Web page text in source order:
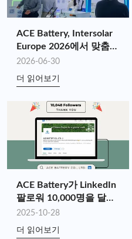
ACE Battery, Intersolar
Europe 2026에서 맞춤형
에너지 저장 가치 창출을
효과 선보여
2026-06-30
더 읽어보기
ACE Battery가 LinkedIn
팔로워 10,000명을 달성
했습니다!
2025-10-28
더 읽어보기